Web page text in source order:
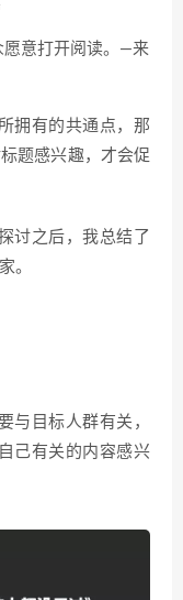
愿意打开阅读。—来
拥有的共通点，那
题感兴趣，才会促
讨之后，我总结了
。
与目标人群有关，
己有关的内容感兴